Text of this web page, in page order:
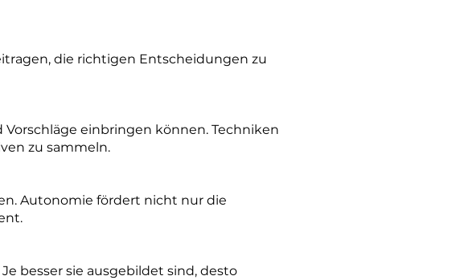
die richtigen Entscheidungen zu
einbringen können. Techniken
zu sammeln.
Autonomie fördert nicht nur die
besser sie ausgebildet sind, desto